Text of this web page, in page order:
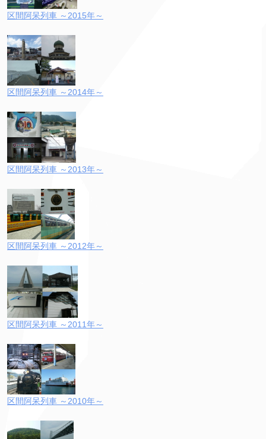
区間阿呆列車 ～2015年～
区間阿呆列車 ～2014年～
区間阿呆列車 ～2013年～
区間阿呆列車 ～2012年～
区間阿呆列車 ～2011年～
区間阿呆列車 ～2010年～